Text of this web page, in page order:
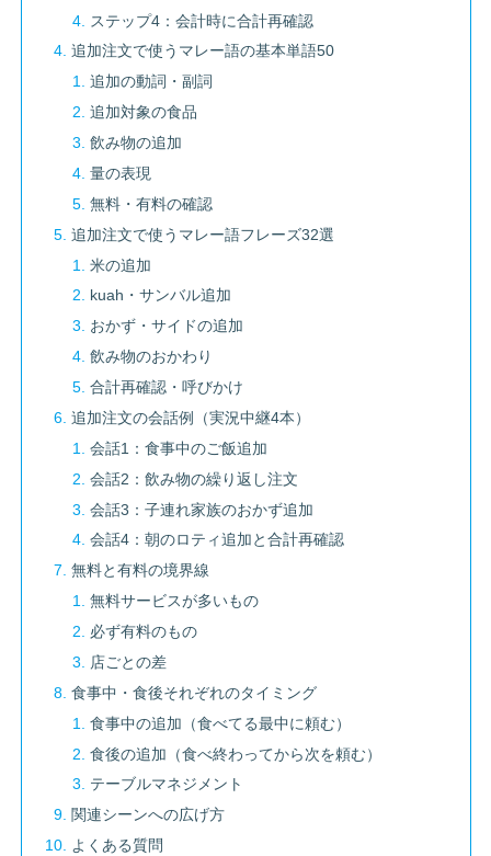
ステップ4：会計時に合計再確認
追加注文で使うマレー語の基本単語50
追加の動詞・副詞
追加対象の食品
飲み物の追加
量の表現
無料・有料の確認
追加注文で使うマレー語フレーズ32選
米の追加
kuah・サンバル追加
おかず・サイドの追加
飲み物のおかわり
合計再確認・呼びかけ
追加注文の会話例（実況中継4本）
会話1：食事中のご飯追加
会話2：飲み物の繰り返し注文
会話3：子連れ家族のおかず追加
会話4：朝のロティ追加と合計再確認
無料と有料の境界線
無料サービスが多いもの
必ず有料のもの
店ごとの差
食事中・食後それぞれのタイミング
食事中の追加（食べてる最中に頼む）
食後の追加（食べ終わってから次を頼む）
テーブルマネジメント
関連シーンへの広げ方
よくある質問